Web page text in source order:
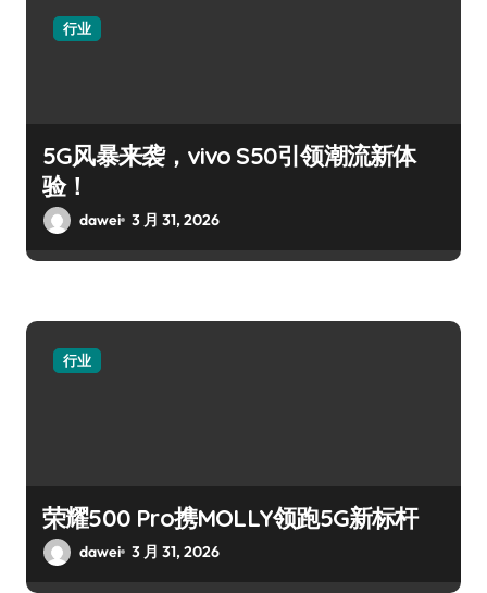
行业
5G风暴来袭，vivo S50引领潮流新体
验！
dawei 3 月 31, 2026
行业
荣耀500 Pro携MOLLY领跑5G新标杆
dawei 3 月 31, 2026